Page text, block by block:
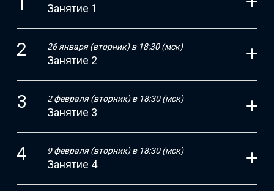
Занятие 1
26 января (вторник) в 18:30 (мск)
Занятие 2
2 февраля (вторник) в 18:30 (мск)
Занятие 3
9 февраля (вторник) в 18:30 (мск)
Занятие 4